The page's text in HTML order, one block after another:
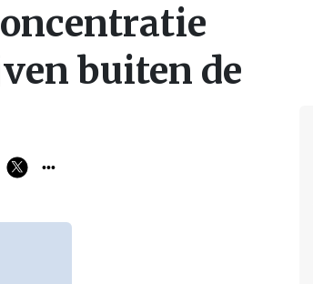
buiten de